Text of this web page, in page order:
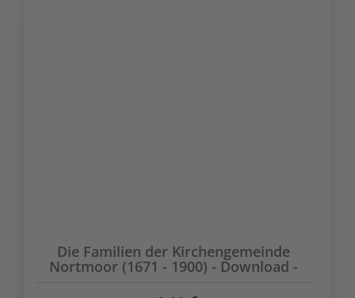
Die Familien der Kirchengemeinde
Nortmoor (1671 - 1900) - Download -